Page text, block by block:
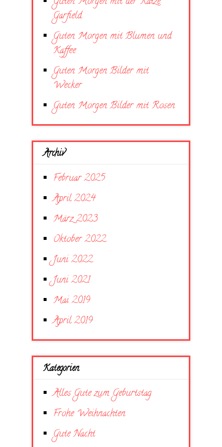
Garfield
Guten Morgen mit Blumen und
Kaffee
Guten Morgen Bilder mit
Wecker
Guten Morgen Bilder mit Rosen
Archiv
Februar 2025
April 2024
März 2023
Oktober 2022
Juni 2022
Juni 2021
Mai 2019
April 2019
Kategorien
Alles Gute zum Geburtstag
Frohe Weihnachten
Gute Nacht